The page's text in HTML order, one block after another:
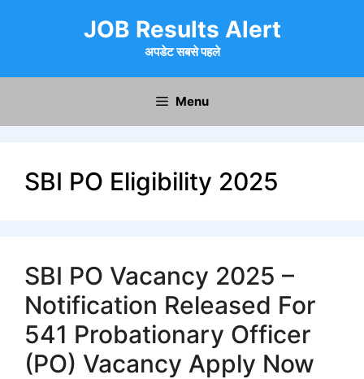
JOB Results Alert
अपडेट सबसे पहले
Menu
SBI PO Eligibility 2025
SBI PO Vacancy 2025 –
Notification Released For
541 Probationary Officer
(PO) Vacancy Apply Now